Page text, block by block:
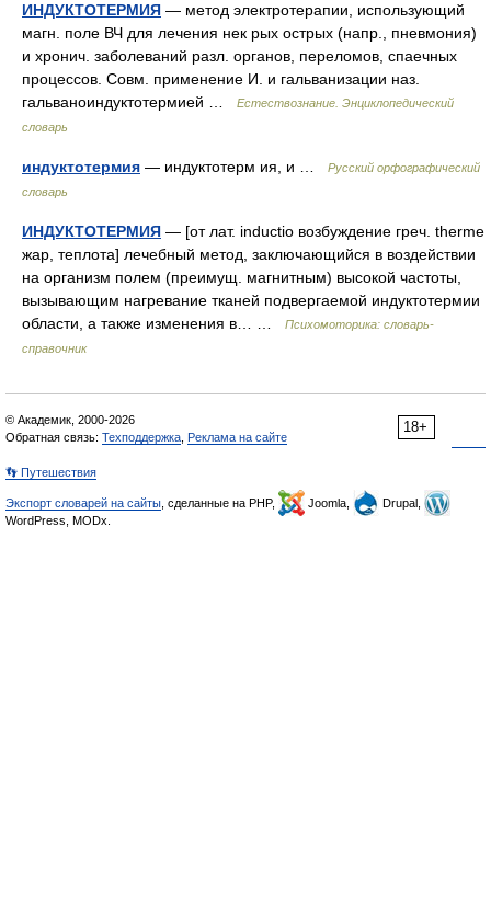
ИНДУКТОТЕРМИЯ — метод электротерапии, использующий
магн. поле ВЧ для лечения нек рых острых (напр., пневмония)
и хронич. заболеваний разл. органов, переломов, спаечных
процессов. Совм. применение И. и гальванизации наз.
гальваноиндуктотермией …
Естествознание. Энциклопедический
словарь
индуктотермия — индуктотерм ия, и …
Русский орфографический
словарь
ИНДУКТОТЕРМИЯ — [от лат. inductio возбуждение греч. therme
жар, теплота] лечебный метод, заключающийся в воздействии
на организм полем (преимущ. магнитным) высокой частоты,
вызывающим нагревание тканей подвергаемой индуктотермии
области, а также изменения в… …
Психомоторика: cловарь-
справочник
18+
© Академик, 2000-2026
Обратная связь: Техподдержка Реклама на сайте
👣 Путешествия
Экспорт словарей на сайты , сделанные на PHP, Joomla,
Drupal,
WordPress, MODx.